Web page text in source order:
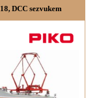
DCC sezvukem